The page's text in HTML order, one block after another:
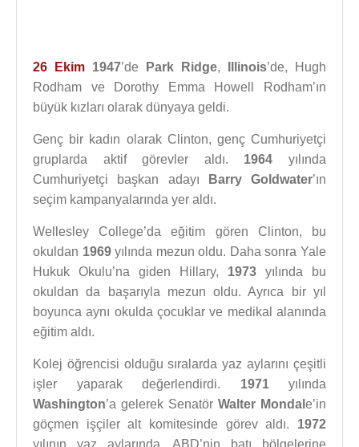
26 Ekim 1947’de Park Ridge, Illinois’de, Hugh
Rodham ve Dorothy Emma Howell Rodham’ın
büyük kızları olarak dünyaya geldi.
Genç bir kadın olarak Clinton, genç Cumhuriyetçi
gruplarda aktif görevler aldı. 1964 yılında
Cumhuriyetçi başkan adayı
Barry Goldwater’ın
seçim kampanyalarında yer aldı.
Wellesley College’da eğitim gören Clinton, bu
okuldan 1969yılında mezun oldu. Daha sonra Yale
Hukuk Okulu’na giden Hillary, 1973 yılında bu
okuldan da başarıyla mezun oldu. Ayrıca bir yıl
boyunca aynı okulda çocuklar ve medikal alanında
eğitim aldı.
Kolej öğrencisi olduğu sıralarda yaz aylarını çeşitli
işler yaparak değerlendirdi. 1971yılında
Washington’a gelerek Senatör Walter Mondal e’in
göçmen işçiler alt komitesinde görev aldı. 1972
yılının yaz aylarında, ABD’nin batı bölgelerine